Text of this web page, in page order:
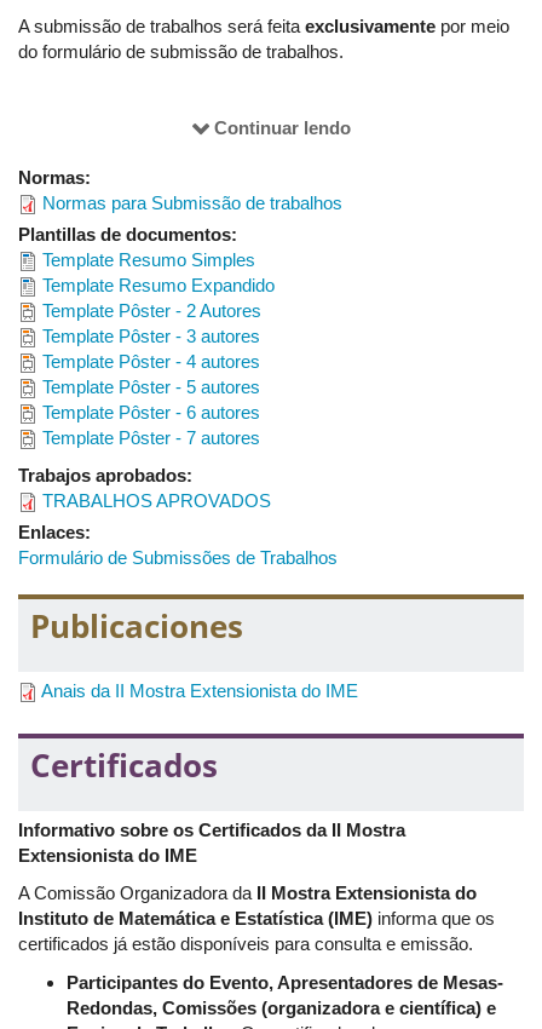
Higor Eduardo Soares da Silva
Inaya Faria Nomura
Matheus Carvalho Carrijo Silveira
Murilo Antonio Alves Caeiro
Theo Marques Rodrigues Teófilo
Colaboradoras IME|UFU:
​Ana Cláudia Molina Zaqueu Xavier
Fabiana Fiorezi de Marco Matos
Mírian Fernandes Carvalho Araújo
APOIO:
Instituto de Matemática e Estatística da Universidade Federal
de Uberlândia (IME/UFU)
A submissão de trabalhos será feita exclusivamente por meio
do formulário de submissão de trabalhos.
Para submeter o trabalho, os autores deverão, primeiramente,
responsável pela submissão (primeiro autor) deverá acessar o
formulário de submissão. Serão aceitos trabalhos
desenvolvidos no contexto da
provenientes de projetos e ações extensionistas, nas áreas de
Matemática Pura, Matemática Aplicada, Estatística e Educação
Matemática. Os trabalhos serão classificados como
simples ou resumo expandido
comunicar o desenvolvimento de uma proposta no âmbito de
projeto ou ação extensionista nas áreas da Matemática. Cada
trabalho pode ter no máximo 6 autores (se for necessário incluir
mais autores, entrar em contato com a comissão
autor.
Mais detalhes sobre as normas de submissões de trabalho
podem ser acessados no documento de
Os trabalhos aceitos serão apresentados na modalidade Pôster
no horário reservado na programação do evento. O custeio do
pôster do trabalho deve estar dentro do modelo disponibilizado
evento meia hora antes do horário marcado para a
apresentação dos trabalhos.
Continuar lendo
Normas:
Normas para Submissão de trabalhos
Plantillas de documentos:
Template Resumo Simples
Template Resumo Expandido
Template Pôster - 2 Autores
Template Pôster - 3 autores
Template Pôster - 4 autores
Template Pôster - 5 autores
Template Pôster - 6 autores
Template Pôster - 7 autores
Trabajos aprobados:
TRABALHOS APROVADOS
Enlaces:
Formulário de Submissões de Trabalhos
Publicaciones
Anais da II Mostra Extensionista do IME
Certificados
Informativo sobre os Certificados da II Mostra
Extensionista do IME
A Comissão Organizadora da II Mostra Extensionista do
Instituto de Matemática e Estatística (IME) informa que os
certificados já estão disponíveis para consulta e emissão.
Participantes do Evento, Apresentadores de Mesas-
Redondas, Comissões (organizadora e científica) e